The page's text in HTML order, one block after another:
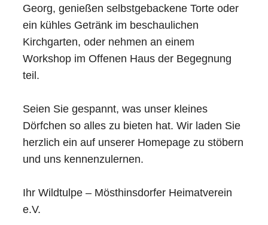
Georg, genießen selbstgebackene Torte oder
ein kühles Getränk im beschaulichen
Kirchgarten, oder nehmen an einem
Workshop im Offenen Haus der Begegnung
teil.
Seien Sie gespannt, was unser kleines
Dörfchen so alles zu bieten hat. Wir laden Sie
herzlich ein auf unserer Homepage zu stöbern
und uns kennenzulernen.
Ihr Wildtulpe – Mösthinsdorfer Heimatverein
e.V.